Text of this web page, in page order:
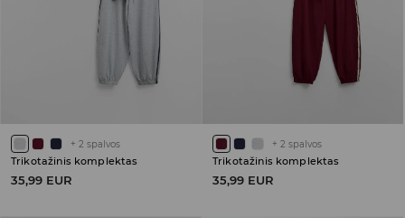
+ 2 spalvos
Trikotažinis komplektas
35,99 EUR
+ 2 spalvos
Trikotažinis komplektas
35,99 EUR